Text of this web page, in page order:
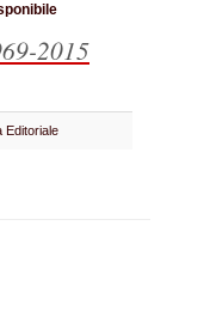
2015
Editoriale